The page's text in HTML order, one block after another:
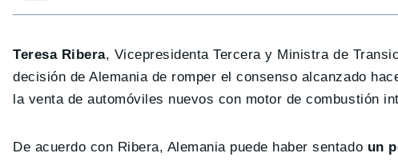
Teresa Ribera, Vicepresidenta Tercera y Ministra de
decisión de Alemania de romper el consenso alcanzado
la venta de automóviles nuevos con motor de combustión
De acuerdo con Ribera, Alemania puede haber sentado un